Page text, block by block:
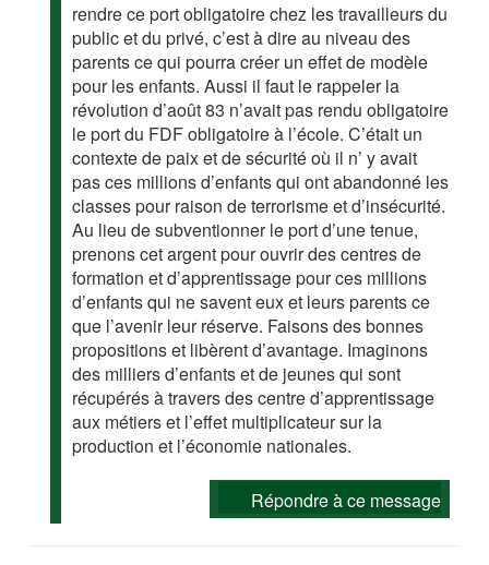
rendre ce port obligatoire chez les travailleurs du
public et du privé, c’est à dire au niveau des
parents ce qui pourra créer un effet de modèle
pour les enfants. Aussi il faut le rappeler la
révolution d’août 83 n’avait pas rendu obligatoire
le port du FDF obligatoire à l’école. C’était un
contexte de paix et de sécurité où il n’ y avait
pas ces millions d’enfants qui ont abandonné les
classes pour raison de terrorisme et d’insécurité.
Au lieu de subventionner le port d’une tenue,
prenons cet argent pour ouvrir des centres de
formation et d’apprentissage pour ces millions
d’enfants qui ne savent eux et leurs parents ce
que l’avenir leur réserve. Faisons des bonnes
propositions et libèrent d’avantage. Imaginons
des milliers d’enfants et de jeunes qui sont
récupérés à travers des centre d’apprentissage
aux métiers et l’effet multiplicateur sur la
production et l’économie nationales.
Répondre à ce message